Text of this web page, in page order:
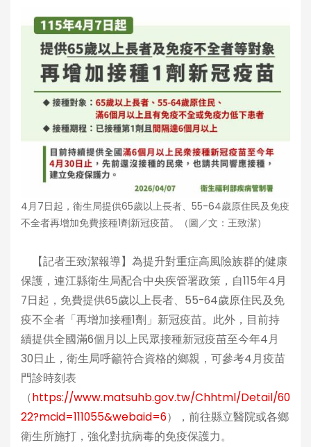
4月7日起，衛生局提供65歲以上長者、55-64歲原住民及免疫
不全者再增加免費接種1劑新冠疫苗。（圖／文：王致潔）
【記者王致潔報導】為提升對重症高風險族群的健康
保護，連江縣衛生局配合中央疾管署政策，自115年4月
7日起，免費提供65歲以上長者、55-64歲原住民及免
疫不全者「再增加接種1劑」新冠疫苗。此外，目前持
續提供全國滿6個月以上民眾接種新冠疫苗至今年4月
30日止，衛生局呼籲符合資格的鄉親，可參考4月疫苗
門診時刻表
（https://www.matsuhb.gov.tw/Chhtml/Detail/60
22?mcid=111055&webaid=6），前往縣立醫院或各鄉
衛生所施打，強化對抗病毒的免疫保護力。